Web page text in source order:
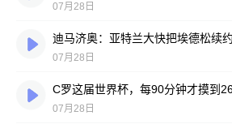
07月28日
07月28日
C罗这届世界杯，每90分钟才摸到
07月28日